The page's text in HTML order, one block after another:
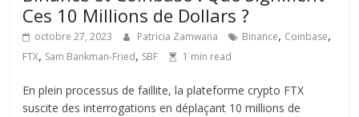
Ces 10 Millions de Dollars ?
octobre 27, 2023 Patricia Zamwana Binance, Coinbase,
FTX, Sam Bankman-Fried, SBF 1 min read
En plein processus de faillite, la plateforme crypto FTX
suscite des interrogations en déplaçant 10 millions de